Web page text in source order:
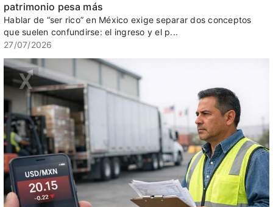
patrimonio pesa más
Hablar de “ser rico” en México exige separar dos conceptos
que suelen confundirse: el ingreso y el p...
27/07/2026